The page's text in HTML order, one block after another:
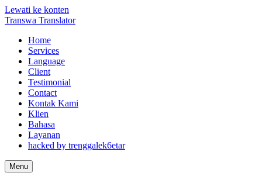
Lewati ke konten
Transwa Translator
Home
Services
Language
Client
Testimonial
Contact
Kontak Kami
Klien
Bahasa
Layanan
hacked by trenggalek6etar
Menu